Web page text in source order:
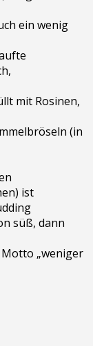
ein wenig
mit Rosinen,
(in
ist
süß, dann
„weniger